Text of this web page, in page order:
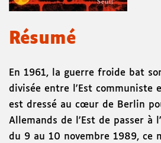
Résumé
En 1961, la guerre froide bat
divisée entre l'Est communiste
est dressé au cœur de Berlin
Allemands de l'Est de passer à
du 9 au 10 novembre 1989, ce